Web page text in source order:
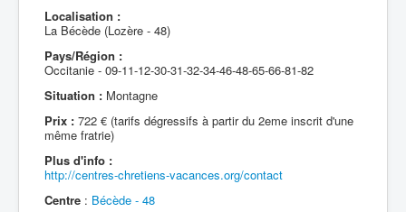
Localisation :
La Bécède (Lozère - 48)
Pays/Région :
Occitanie - 09-11-12-30-31-32-34-46-48-65-66-81-82
Situation : Montagne
Prix : 722 € (tarifs dégressifs à partir du 2eme inscrit d'une
même fratrie)
Plus d'info :
http://centres-chretiens-vacances.org/contact
Centre : Bécède - 48